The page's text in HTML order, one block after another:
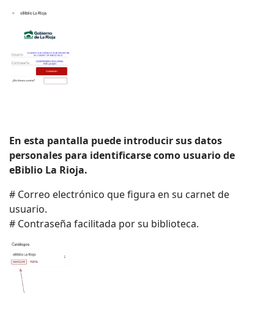
En esta pantalla puede introducir sus datos
personales para identificarse como usuario de
eBiblio La Rioja.
# Correo electrónico que figura en su carnet de
usuario.
# Contraseña facilitada por su biblioteca.